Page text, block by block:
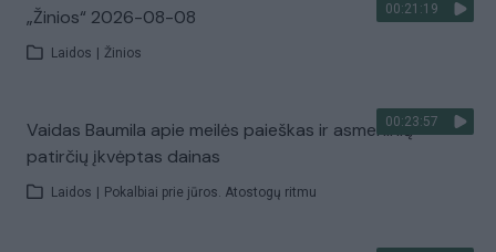
00:21:19
„Žinios“ 2026-08-08
Laidos Žinios
00:23:57
Vaidas Baumila apie meilės paieškas ir asmeninių
patirčių įkvėptas dainas
Laidos Pokalbiai prie jūros. Atostogų ritmu